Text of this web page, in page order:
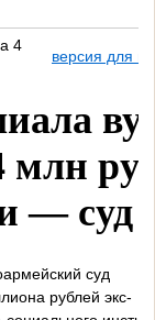
4
версия для
млн
— суд
суд
рублей экс-